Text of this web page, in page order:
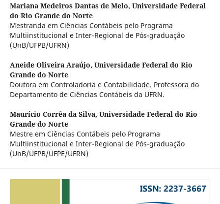
Mariana Medeiros Dantas de Melo, Universidade Federal
do Rio Grande do Norte
Mestranda em Ciências Contábeis pelo Programa
Multiinstitucional e Inter-Regional de Pós-graduação
(UnB/UFPB/UFRN)
Aneide Oliveira Araújo, Universidade Federal do Rio
Grande do Norte
Doutora em Controladoria e Contabilidade. Professora do
Departamento de Ciências Contábeis da UFRN.
Maurício Corrêa da Silva, Universidade Federal do Rio
Grande do Norte
Mestre em Ciências Contábeis pelo Programa
Multiinstitucional e Inter-Regional de Pós-graduação
(UnB/UFPB/UFPE/UFRN)